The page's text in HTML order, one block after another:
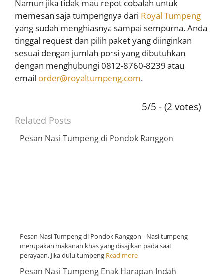
Namun jika tidak mau repot cobalah untuk
memesan saja tumpengnya dari Royal Tumpeng
yang sudah menghiasnya sampai sempurna. Anda
tinggal request dan pilih paket yang diinginkan
sesuai dengan jumlah porsi yang dibutuhkan
dengan menghubungi 0812-8760-8239 atau
email order@royaltumpeng.com.
5/5 - (2 votes)
Related Posts
Pesan Nasi Tumpeng di Pondok Ranggon
Pesan Nasi Tumpeng di Pondok Ranggon - Nasi tumpeng
merupakan makanan khas yang disajikan pada saat
perayaan. Jika dulu tumpeng Read more
Pesan Nasi Tumpeng Enak Harapan Indah